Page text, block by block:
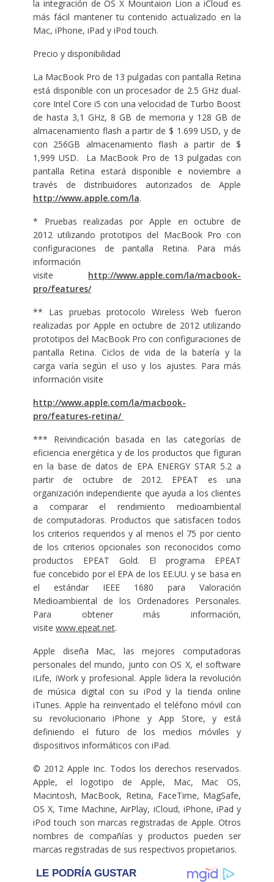
la integración de OS X Mountaion Lion a iCloud es
más fácil mantener tu contenido actualizado en la
Mac, iPhone, iPad y iPod touch.
Precio y disponibilidad
La MacBook Pro de 13 pulgadas con pantalla Retina
está disponible con un procesador de 2.5 GHz dual-
core Intel Core i5 con una velocidad de Turbo Boost
de hasta 3,1 GHz, 8 GB de memoria y 128 GB de
almacenamiento flash a partir de $ 1.699 USD, y de
con 256GB almacenamiento flash a partir de $
1,999 USD. La MacBook Pro de 13 pulgadas con
pantalla Retina estará disponible e noviembre a
través de distribuidores autorizados de Apple
http://www.apple.com/la.
* Pruebas realizadas por Apple en octubre de
2012 utilizando prototipos del MacBook Pro con
configuraciones de pantalla Retina. Para más
información
visite http://www.apple.com/la/macbook-
pro/features/
** Las pruebas protocolo Wireless Web fueron
realizadas por Apple en octubre de 2012 utilizando
prototipos del MacBook Pro con configuraciones de
pantalla Retina. Ciclos de vida de la batería y la
carga varía según el uso y los ajustes. Para más
información visite
http://www.apple.com/la/macbook-
pro/features-retina/
*** Reivindicación basada en las categorías de
eficiencia energética y de los productos que figuran
en la base de datos de EPA ENERGY STAR 5.2 a
partir de octubre de 2012. EPEAT es una
organización independiente que ayuda a los clientes
a comparar el rendimiento medioambiental
de computadoras. Productos que satisfacen todos
los criterios requeridos y al menos el 75 por ciento
de los criterios opcionales son reconocidos como
productos EPEAT Gold. El programa EPEAT
fue concebido por el EPA de los EE.UU. y se basa en
el estándar IEEE 1680 para Valoración
Medioambiental de los Ordenadores Personales.
Para obtener más información,
visite www.epeat.net.
Apple diseña Mac, las mejores computadoras
personales del mundo, junto con OS X, el software
iLife, iWork y profesional. Apple lidera la revolución
de música digital con su iPod y la tienda online
iTunes. Apple ha reinventado el teléfono móvil con
su revolucionario iPhone y App Store, y está
definiendo el futuro de los medios móviles y
dispositivos informáticos con iPad.
© 2012 Apple Inc. Todos los derechos reservados.
Apple, el logotipo de Apple, Mac, Mac OS,
Macintosh, MacBook, Retina, FaceTime, MagSafe,
OS X, Time Machine, AirPlay, iCloud, iPhone, iPad y
iPod touch son marcas registradas de Apple. Otros
nombres de compañías y productos pueden ser
marcas registradas de sus respectivos propietarios.